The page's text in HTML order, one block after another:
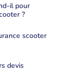
il pour
?
scooter
devis